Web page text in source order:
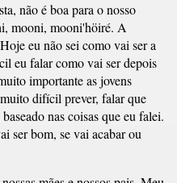
não é boa para o nosso
mooni, mooni'höiré. A
eu não sei como vai ser a
eu falar como vai ser depois
importante as jovens
difícil prever, falar que
nas coisas que eu falei.
ser bom, se vai acabar ou